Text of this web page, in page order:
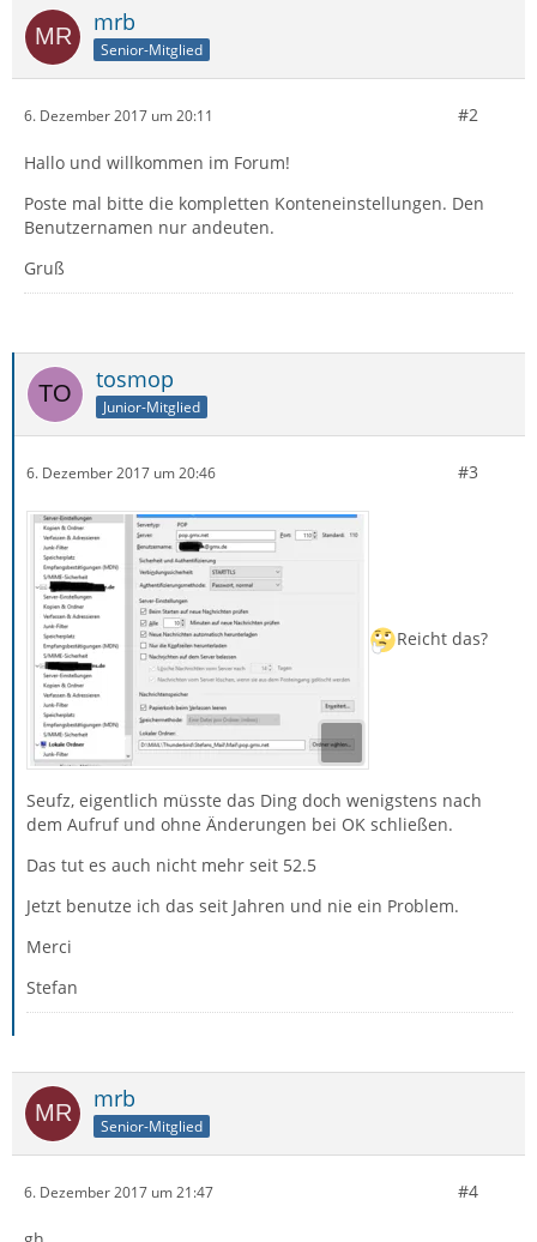
mrb
Senior-Mitglied
6. Dezember 2017 um 20:11 #2
Hallo und willkommen im Forum!
Poste mal bitte die kompletten Konteneinstellungen. Den
Benutzernamen nur andeuten.
Gruß
tosmop
Junior-Mitglied
6. Dezember 2017 um 20:46 #3
Reicht das?
Seufz, eigentlich müsste das Ding doch wenigstens nach
dem Aufruf und ohne Änderungen bei OK schließen.
Das tut es auch nicht mehr seit 52.5
Jetzt benutze ich das seit Jahren und nie ein Problem.
Merci
Stefan
mrb
Senior-Mitglied
6. Dezember 2017 um 21:47 #4